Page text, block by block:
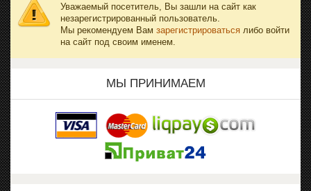
Уважаемый посетитель, Вы зашли на сайт как
незарегистрированный пользователь.
Мы рекомендуем Вам зарегистрироваться либо войти
на сайт под своим именем.
МЫ ПРИНИМАЕМ